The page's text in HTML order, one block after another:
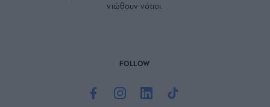
νιώθουν νότιοι.
FOLLOW